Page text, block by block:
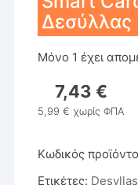
Δεσύλλας
Μόνο 1 έχει
7,43€
5,99€ χωρίς ΦΠΑ
Κωδικός
Ετικέτες: Desyllas